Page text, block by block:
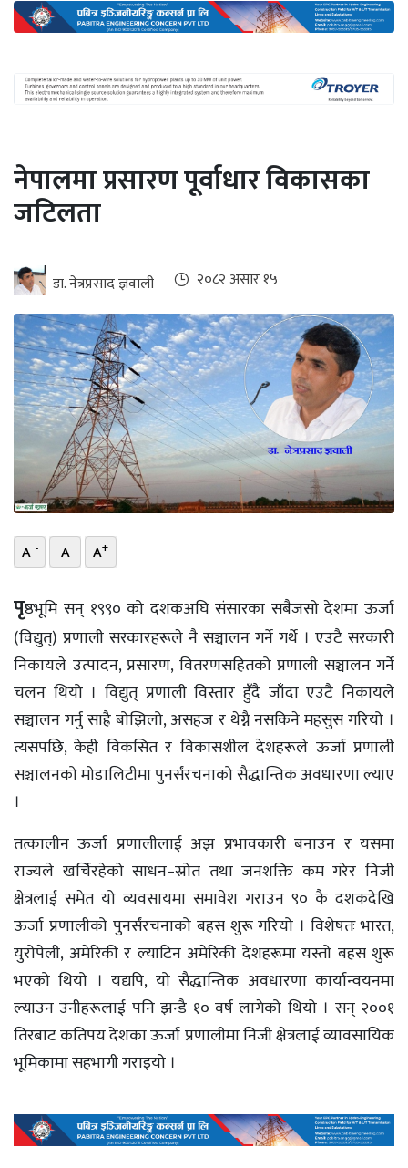
ऊर्जा
दक्षता
खबर
हरित
इभी
सम्पादकीय
बैंक
पर्यटन
भिडियो
छापा
खोज
प्रोफाइल
ऊर्जा
विशेष
नेपालमा प्रसारण पूर्वाधार विकासका
जटिलता
डा. नेत्रप्रसाद ज्ञवाली २०८२ असार १५
A - A A+
पृष्ठभूमि सन् १९९० को दशकअघि संसारका सबैजसो देशमा ऊर्जा
(विद्युत्) प्रणाली सरकारहरूले नै सञ्चालन गर्ने गर्थे । एउटै सरकारी
निकायले उत्पादन, प्रसारण, वितरणसहितको प्रणाली सञ्चालन गर्ने
चलन थियो । विद्युत् प्रणाली विस्तार हुँदै जाँदा एउटै निकायले
सञ्चालन गर्नु साह्रै बोझिलो, असहज र थेग्नै नसकिने महसुस गरियो ।
त्यसपछि, केही विकसित र विकासशील देशहरूले ऊर्जा प्रणाली
सञ्चालनको मोडालिटीमा पुनर्संरचनाको सैद्धान्तिक अवधारणा ल्याए
।
तत्कालीन ऊर्जा प्रणालीलाई अझ प्रभावकारी बनाउन र यसमा
राज्यले खर्चिरहेको साधन–स्रोत तथा जनशक्ति कम गरेर निजी
क्षेत्रलाई समेत यो व्यवसायमा समावेश गराउन ९० कै दशकदेखि
ऊर्जा प्रणालीको पुनर्संरचनाको बहस शुरू गरियो । विशेषतः भारत,
युरोपेली, अमेरिकी र ल्याटिन अमेरिकी देशहरूमा यस्तो बहस शुरू
भएको थियो । यद्यपि, यो सैद्धान्तिक अवधारणा कार्यान्वयनमा
ल्याउन उनीहरूलाई पनि झन्डै १० वर्ष लागेको थियो । सन् २००१
तिरबाट कतिपय देशका ऊर्जा प्रणालीमा निजी क्षेत्रलाई व्यावसायिक
भूमिकामा सहभागी गराइयो ।